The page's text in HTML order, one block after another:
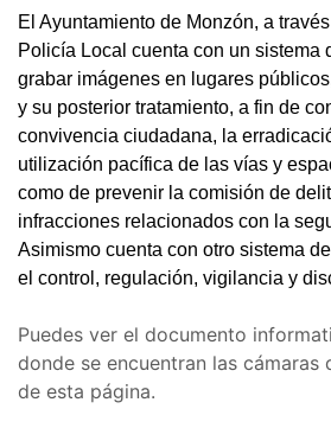
El Ayuntamiento de Monzón, a
Policía Local cuenta con un sistema
grabar imágenes en lugares
y su posterior tratamiento, a fin de
convivencia ciudadana, la
utilización pacífica de las vías y
como de prevenir la comisión de
infracciones relacionados con la
Asimismo cuenta con otro sistema
el control, regulación, vigilancia y
Puedes ver el documento
donde se encuentran las cámaras
de esta página.